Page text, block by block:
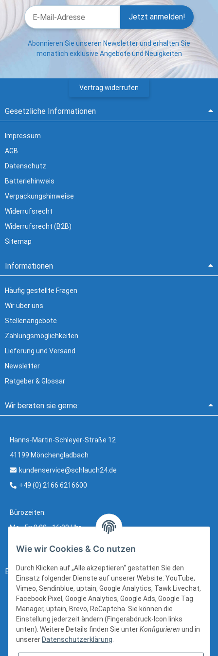
Jetzt anmelden!
Abonnieren Sie unseren Newsletter und erhalten Sie
monatlich exklusive Angebote und Neuigkeiten
Vertrag widerrufen
Gesetzliche Informationen
Impressum
AGB
Datenschutz
Batteriehinweis
Verpackungshinweise
Widerrufsrecht
Widerrufsrecht (B2B)
Sitemap
Informationen
Häufig gestellte Fragen
Wir über uns
Stellenangebote
Zahlungsmöglichkeiten
Lieferung und Versand
Newsletter
Ratgeber & Glossar
Wir beraten sie gerne:
Hanns-Martin-Schleyer-Straße 12
41199 Mönchengladbach
kundenservice@schlauch24.de
+49 (0) 2166 6216600
Bürozeiten:
Mo - Fr: 8:00 - 16:00 Uhr
Bezahlung:
Wie wir Cookies & Co nutzen
Durch Klicken auf „Alle akzeptieren“ gestatten Sie den
Einsatz folgender Dienste auf unserer Website: YouTube,
Vimeo, Sendinblue, uptain, Google Analytics, Tawk Livechat,
Facebook Pixel, Google Analytics, Google Ads, Google Tag
Manager, uptain, Brevo, ReCaptcha. Sie können die
Einstellung jederzeit ändern (Fingerabdruck-Icon links
unten). Weitere Details finden Sie unterKonfigurieren und in
unserer Datenschutzerklärung.